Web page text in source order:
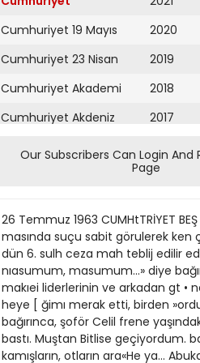
Cumhuriyet 19 Mayıs
Cumhuriyet 23 Nisan
Cumhuriyet Akademi
Cumhuriyet Akdeniz
Cumhuriyet Alışveriş
Cumhuriyet Ankara
Taaruz
Cumhuriyet
Cumartesi
Cumhuriyet Çevre
2020
2019
2018
2017
2016
2015
2013
2012
2011
2010
2009
Our Subscribers Can Login And
Page
26 Temmuz 1963 CUMHtTRİYET BEŞ 1 'JiıiMiııııımımmııııımıııııııımmıııııııı ıııııııııııııııııııııııııııııi'.§ JW 1 J H A B E R L E R I Kıpalıçarşıdaki ışportacılardan masında suçu sabit görulerek ken çsmajır çalmaktan sanık Ramiz disine 7 ay hspıs cezası verildiği : Btstarafı 1 Incl lahlfedt § Demirçelik dün 6. sulh ceza mah teblij edilir edilmez son dereee : dır. Şimdi bütön dâvs, grcr 5 kemesinde yapılan «on yargılan. sinirîenmis ve «Ben nıasumum, masumum...» diye bağırarak zabıt hakkını koliansbilecek olan İ sendikaiann knTTeilenmesl, !•• ; kâtibinin, önündeki daktilo makıei liderlerinin ve arkadan gt • nesinj kaptığı gibi hâkimin kürleeek olanların hsyli mesnli Z süsiine fırlatmıştır. • Dur... Dur... Dur...» diye heye [ ğimı merak etti, birden »orduT Araca binip uzaklaşırkcn, sekız yetlerin sfırlıfına mnvazi »la 5 Önce zabıt kâtibi Gönül özya canla bağırınca, şoför Celil frene yaşındaki kızımı düşündüm... Aca«Sen nesin?» rak dsba yeterli bale getirile ; vuza daktilo makinesini fırlatan bastı. Muştan Bitlise geçiyordum. ba hangi bebeğiyle oynuyordu, «Ben mi?» bilmeleridir. : ve daha sonra da duruşma hâkimi Sol yanda kamışların, otların ara«He ya... Abukat mısın? Motor elinde taze yağ, reçel sürülmüj ekGayrimeşru olmayan fakat : Fikret Eğilmeze sıldıran sanık, sında bir yaşlı, iki küçük çocuk musin, müvendiz misin?» Yunanistan ve İtalyaya afyo meğini yerken?. gereksiz bulunan grevlerin : göndermek üzere harekete geçe mübaşir Turhan Bilir ile vazifeli çift sürüyordu. Daha ötelerde el «Hiç biri değılim. Ne noterim, ne BU TOL 5 mcmleket ckonomisine verdiği \ bir şebeke İstanbul Kaçakçılık Ma jandarma eri isTnaıl tnceler tara lerindeki tırpanları otlara sallayan hkenderuo 25, (Gâney tlleri Mer baskın teşebbüsünde bulunmuşlar mühendıs, ne avukat... Ben gazeteBu yeni yol için mühendisler gezarariar nihayet başka tedblr Z sası memurlan tarafından meyda fından güçlükle kez Büroso • Telekı) Altınözü dır. Bu teşebbüse Ali Bayır adın. zaptedilebıltniş. ırgatlar. Muş ovası elvan elvan çı cıyım...» lip ölçüp bıçerken kı 1961 yılında, lerle telâfi edilebilir ve bir : na çıkanlmıştır. tir. Sanık Demirçelik hakkında bu çek içindeydi. Yurdum önemlı bir ilçesine bıjlı Karbeyaz bucağında da bir jandarma eri mâni olmak eski Demokratlar yeni A.P. Uler «Hay canına irahmet... lyi bır iki olay büyük sarsınh getir • sıvülerle jandarmalar arasında isteyince, mütecavizler jandarma Afyon ilinin Anbanas köyündı suçtan dolayı da ayrı bir dava ika ovası değil de sanki bir çıçek serı, yaz şu abukatı... Seni Allah gön köylülere büyük yardım